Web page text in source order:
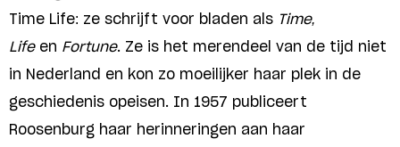
Time Life: ze schrijft voor bladen als Time,
Lifeen Fortune. Ze is het merendeel van de tijd niet
in Nederland en kon zo moeilijker haar plek in de
geschiedenis opeisen. In 1957 publiceert
Roosenburg haar herinneringen aan haar